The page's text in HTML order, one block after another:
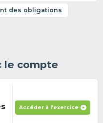
des obligations
le compte
Accéder à l'exercice